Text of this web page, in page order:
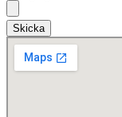
Skicka